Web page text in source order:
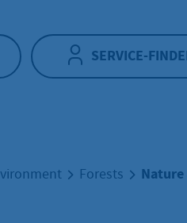
SERVICE-
Forests Nature